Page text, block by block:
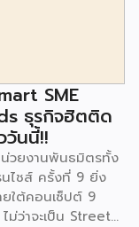
ถึงคณะครู ผู้ปกครอง
น ชุมชนเกาะมุสลิม
มูลฝอยด้วยวิธีการ
นๆ อีกมากมาย กับ
ทิ การลงพื้นที่
SME
ธุรกิจฮิตติด
วันนี้!!
วยงานพันธมิตรทั้ง
ไชส์ ครั้งที่ 9 ยิ่ง
ใต้คอนเซ็ปต์ 9
ว่าจะเป็น Street